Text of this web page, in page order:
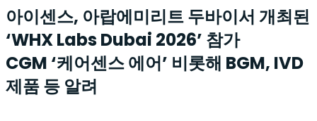
아이센스, 아랍에미리트 두바이서 개최된
‘WHX Labs Dubai 2026’ 참가
CGM ‘케어센스에어’ 비롯해 BGM, IVD
제품 등 알려